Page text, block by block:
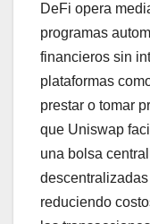
DeFi opera
programas
financieros sin
plataformas
prestar o tomar
que Uniswap
una bolsa
reduciendo